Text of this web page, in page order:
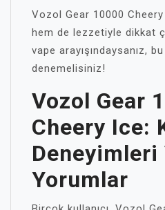
Vozol Gear 10000 Cheery
hem de lezzetiyle dikkat
vape arayışındaysanız,
denemelisiniz!
Vozol Gear
Cheery Ice:
Deneyimleri
Yorumlar